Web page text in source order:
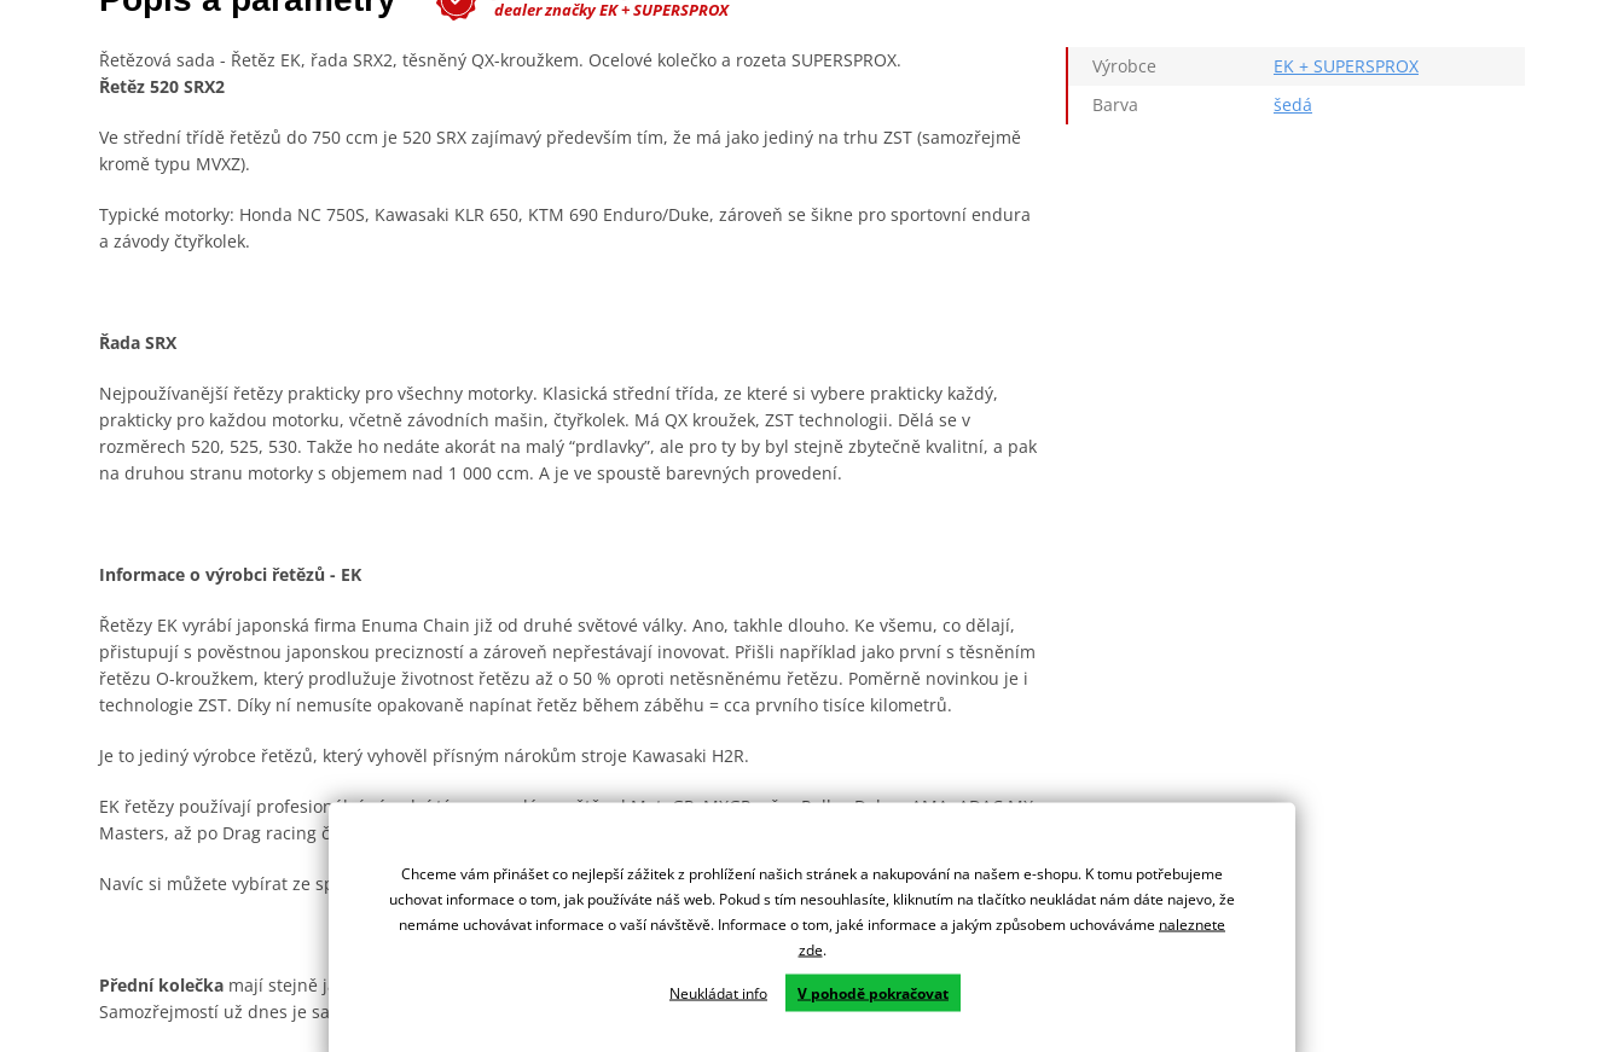
dealer značky EK + SUPERSPROX
Řetězová sada - Řetěz EK, řada SRX2, těsněný QX-kroužkem. Ocelové kolečko a rozeta SUPERSPROX.
Řetěz 520 SRX2
Ve střední třídě řetězů do 750 ccm je 520 SRX zajímavý především tím, že má jako jediný na trhu ZST (samozřejmě
kromě typu MVXZ).
Typické motorky: Honda NC 750S, Kawasaki KLR 650, KTM 690 Enduro/Duke, zároveň se šikne pro sportovní endura
a závody čtyřkolek.
Řada SRX
Nejpoužívanější řetězy prakticky pro všechny motorky. Klasická střední třída, ze které si vybere prakticky každý,
prakticky pro každou motorku, včetně závodních mašin, čtyřkolek. Má QX kroužek, ZST technologii. Dělá se v
rozměrech 520, 525, 530. Takže ho nedáte akorát na malý “prdlavky”, ale pro ty by byl stejně zbytečně kvalitní, a pak
na druhou stranu motorky s objemem nad 1 000 ccm. A je ve spoustě barevných provedení.
Informace o výrobci řetězů - EK
Řetězy EK vyrábí japonská firma Enuma Chain již od druhé světové války. Ano, takhle dlouho. Ke všemu, co dělají,
přistupují s pověstnou japonskou precizností a zároveň nepřestávají inovovat. Přišli například jako první s těsněním
řetězu O-kroužkem, který prodlužuje životnost řetězu až o 50 % oproti netěsněnému řetězu. Poměrně novinkou je i
technologie ZST. Díky ní nemusíte opakovaně napínat řetěz během záběhu = cca prvního tisíce kilometrů.
Je to jediný výrobce řetězů, který vyhověl přísným nárokům stroje Kawasaki H2R.
EK řetězy používají profesionální závodní týmy na celém světě od MotoGP, MXGP, přes Rallye Dakar, AMA, ADAC MX
Masters, až po Drag racing či Road racing.
Navíc si můžete vybírat ze spousty barevných provedení.
Přední kolečka mají stejně jako ocelové rozety od Supersprox zesílené zuby pro delší životnost a jsou odlehčená.
Samozřejmostí už dnes je samočistící drážka pro offroady.
Výrobce
EK + SUPERSPROX
Barva
šedá
Chceme vám přinášet co nejlepší zážitek z prohlížení našich stránek a nakupování na našem e-shopu. K tomu potřebujeme
uchovat informace o tom, jak používáte náš web. Pokud s tím nesouhlasíte, kliknutím na tlačítko neukládat nám dáte najevo, že
nemáme uchovávat informace o vaší návštěvě. Informace o tom, jaké informace a jakým způsobem uchováváme naleznete
zde.
Neukládat info V pohodě pokračovat